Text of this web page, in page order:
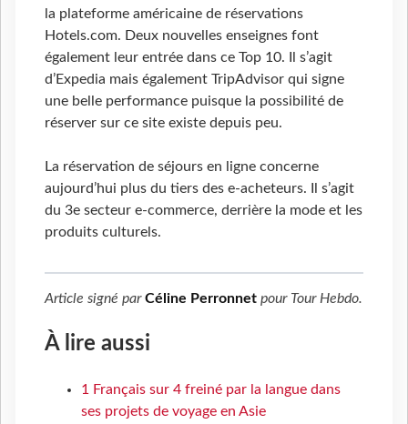
la plateforme américaine de réservations
Hotels.com. Deux nouvelles enseignes font
également leur entrée dans ce Top 10. Il s’agit
d’Expedia mais également TripAdvisor qui signe
une belle performance puisque la possibilité de
réserver sur ce site existe depuis peu.
La réservation de séjours en ligne concerne
aujourd’hui plus du tiers des e-acheteurs. Il s’agit
du 3e secteur e-commerce, derrière la mode et les
produits culturels.
Article signé parCéline Perronnet pour Tour Hebdo.
À lire aussi
1 Français sur 4 freiné par la langue dans
ses projets de voyage en Asie